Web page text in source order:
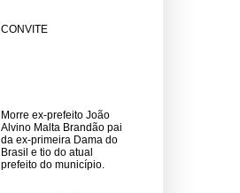
CONVITE
Morre ex-prefeito João
Alvino Malta Brandão pai
da ex-primeira Dama do
Brasil e tio do atual
prefeito do município.